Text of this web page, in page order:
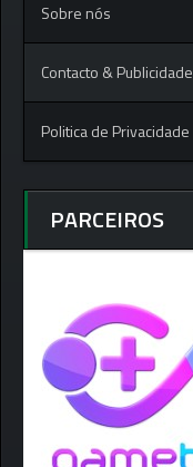
Sobre nós
Contacto & Publicidade
Politica de Privacidade
PARCEIROS